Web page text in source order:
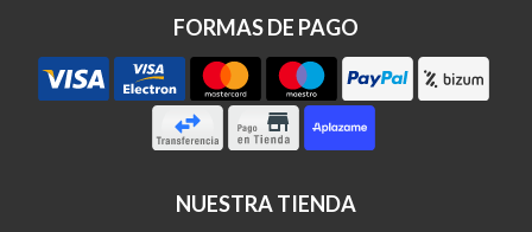
FORMAS DE PAGO
NUESTRA TIENDA